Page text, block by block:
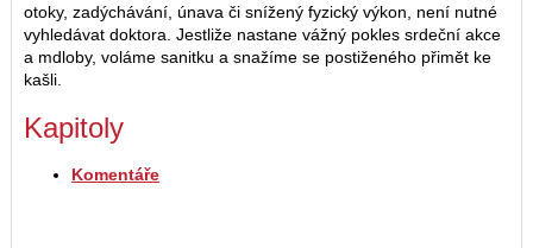
otoky, zadýchávání, únava či snížený fyzický výkon, není nutné
vyhledávat doktora. Jestliže nastane vážný pokles srdeční akce
a mdloby, voláme sanitku a snažíme se postiženého přimět ke
kašli.
Kapitoly
Komentáře